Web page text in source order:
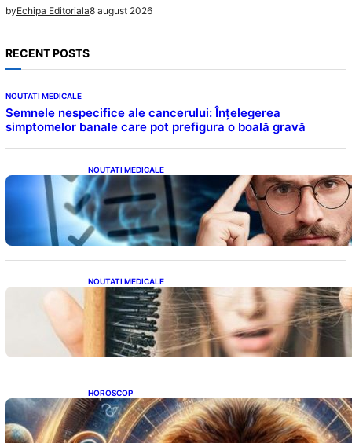
byEchipa Editoriala8 august 2026
RECENT POSTS
NOUTATI MEDICALE
Semnele nespecifice ale cancerului: Înțelegerea
simptomelor banale care pot prefigura o boală gravă
NOUTATI MEDICALE
Inteligența dincolo de note: Semnele unui IQ
ridicat care nu țin de școală
NOUTATI MEDICALE
Semnele unei deficiențe de proteine:
Impactul asupra sănătății tale
HOROSCOP
Portalul Leului 8/8: Oportunități de
Abundență pentru Cinci Zodii în 2026